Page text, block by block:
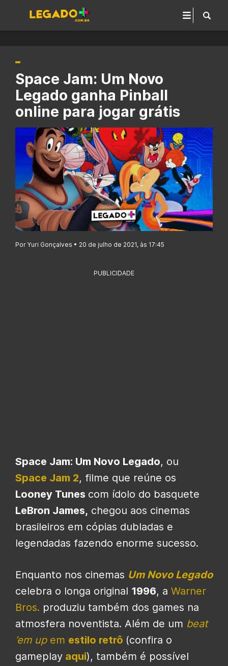
Space Jam: Um Novo
Legado ganha Pinball
online para jogar grátis
Por Yuri Gonçalves • 20 de julho de 2021, às 17:45
PUBLICIDADE
Space Jam: Um Novo Legado, ou
Space Jam 2, filme que reúne os
Looney Tunes com ídolo do basquete
LeBron James, chegou aos cinemas
brasileiros em cópias dubladas e
legendadas fazendo enorme sucesso.
Enquanto nos cinemas Um Novo Legado
celebra o longa original 1996, a Warner
Bros. produziu também dos games na
atmosfera noventista. Além de um beat
’em upem estilo retrô (confira o
gameplay aqui), também é possível